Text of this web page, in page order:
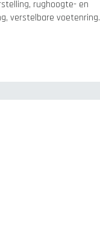
rughoogte- en
verstelbare voetenring.